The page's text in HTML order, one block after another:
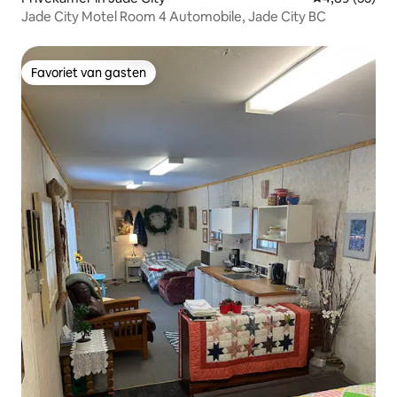
Jade City Motel Room 4 Automobile, Jade City BC
Favoriet van gasten
Favoriet van gasten